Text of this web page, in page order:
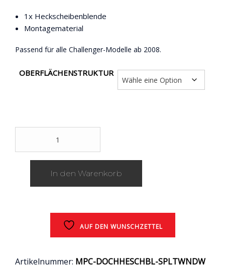
1x Heckscheibenblende
Montagematerial
Passend für alle Challenger-Modelle ab 2008.
OBERFLÄCHENSTRUKTUR
Heckscheibenblende
schwarz
Dodge
In den Warenkorb
AUF DEN WUNSCHZETTEL
Artikelnummer: MPC-DOCHHESCHBL-SPLTWNDW